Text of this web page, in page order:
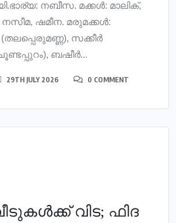
നബീസ. മക്കള്‍: മാലിക്,
ഷമീന. മരുമക്കള്‍:
സക്കീര്‍
ബഷീര്‍...
29TH JULY 2026 0 COMMENT
വിട; ഫിദ